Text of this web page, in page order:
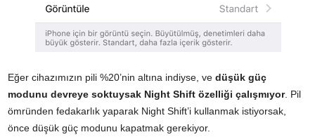
Eğer cihazımızın pili %20’nin altına indiyse, ve düşük güç
modunu devreye soktuysak Night Shift özelliği çalışmıyor. Pil
ömründen fedakarlık yaparak Night Shift’i kullanmak istiyorsak,
önce düşük güç modunu kapatmak gerekiyor.